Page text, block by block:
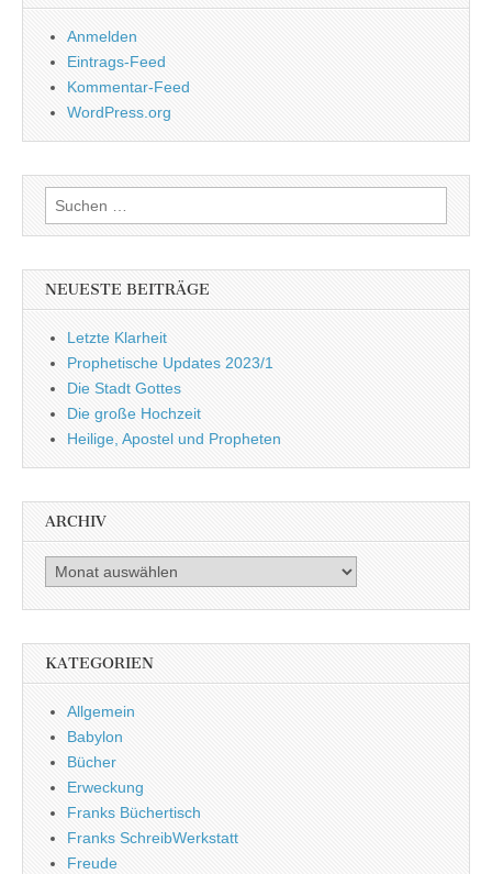
Anmelden
Eintrags-Feed
Kommentar-Feed
WordPress.org
Suchen
nach:
NEUESTE BEITRÄGE
Letzte Klarheit
Prophetische Updates 2023/1
Die Stadt Gottes
Die große Hochzeit
Heilige, Apostel und Propheten
ARCHIV
Archiv
KATEGORIEN
Allgemein
Babylon
Bücher
Erweckung
Franks Büchertisch
Franks SchreibWerkstatt
Freude